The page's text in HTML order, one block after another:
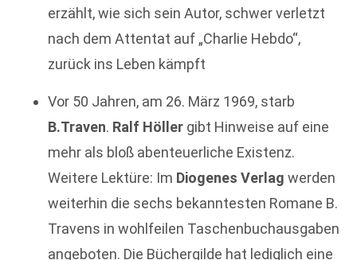
erzählt, wie sich sein Autor, schwer verletzt
nach dem Attentat auf „Charlie Hebdo“,
zurück ins Leben kämpft
Vor 50 Jahren, am 26. März 1969, starb
B.Traven. Ralf Höller gibt Hinweise auf eine
mehr als bloß abenteuerliche Existenz.
Weitere Lektüre: Im Diogenes Verlag werden
weiterhin die sechs bekanntesten Romane B.
Travens in wohlfeilen Taschenbuchausgaben
angeboten. Die Büchergilde hat lediglich eine